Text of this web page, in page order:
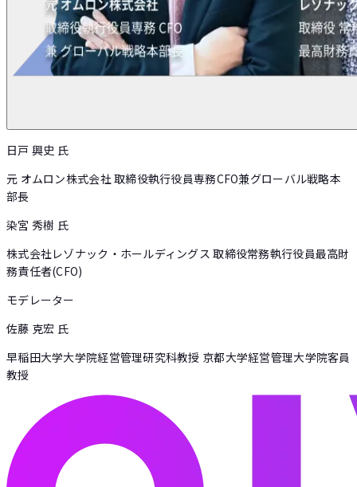
日戸 興史 氏
元 オムロン株式会社 取締役執行役員専務CFO兼グローバル戦略本
部長
染宮 秀樹 氏
株式会社レゾナック・ホールディングス 取締役常務執行役員最高財
務責任者(CFO)
モデレーター
佐藤 克宏 氏
早稲田大学大学院経営管理研究科教授 京都大学経営管理大学院客員
教授